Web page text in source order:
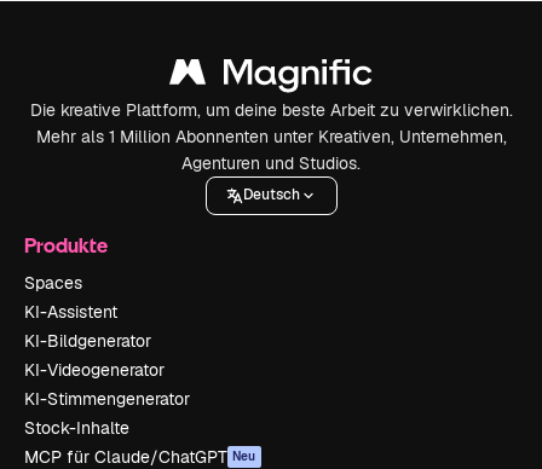
Die kreative Plattform, um deine beste Arbeit zu verwirklichen.
Mehr als 1 Million Abonnenten unter Kreativen, Unternehmen,
Agenturen und Studios.
Deutsch
Produkte
Spaces
KI-Assistent
KI-Bildgenerator
KI-Videogenerator
KI-Stimmengenerator
Stock-Inhalte
MCP für Claude/ChatGPT Neu